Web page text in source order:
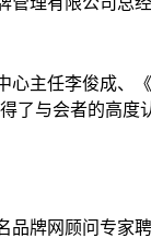
主任李俊成、
了与会者的高度
品牌网顾问专家